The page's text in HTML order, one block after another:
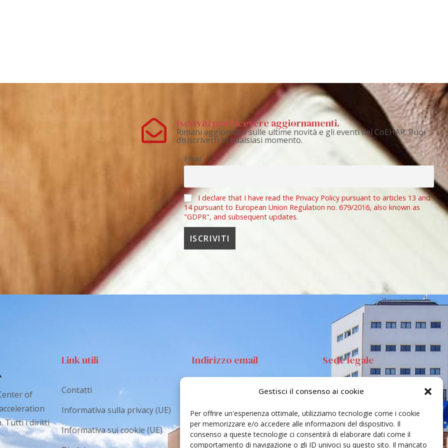
Gestisci il consenso ai cookie
Per offrire un'esperienza ottimale, utilizziamo tecnologie come i cookie
per memorizzare e/o accedere alle informazioni del dispositivo. Il
consenso a queste tecnologie ci consentirà di elaborare dati come il
comportamento di navigazione o gli ID univoci su questo sito. Il mancato
Iscriviti per ricevere aggiornamenti.
Rimani aggiornato sulle ultime novità e gli eventi del CoEHAR. Puoi
disiscriverti in qualsiasi momento.
Email
I declare that I have read the Privacy Policy pursuant to articles 13 and
14 pursuant to European Union Regulation no. 679/2016, also known as
"GDPR", and subsequent updates.
of
Tutti i diritti
Link utili
Contatti
Informativa sulla privacy (UE)
Informativa sui cookie (UE)
Indirizzo email
Via Santa Sofia 89, 95123
cr.coehar@unict.it
Sede legale
Via S.Sofia, 78 – 95123